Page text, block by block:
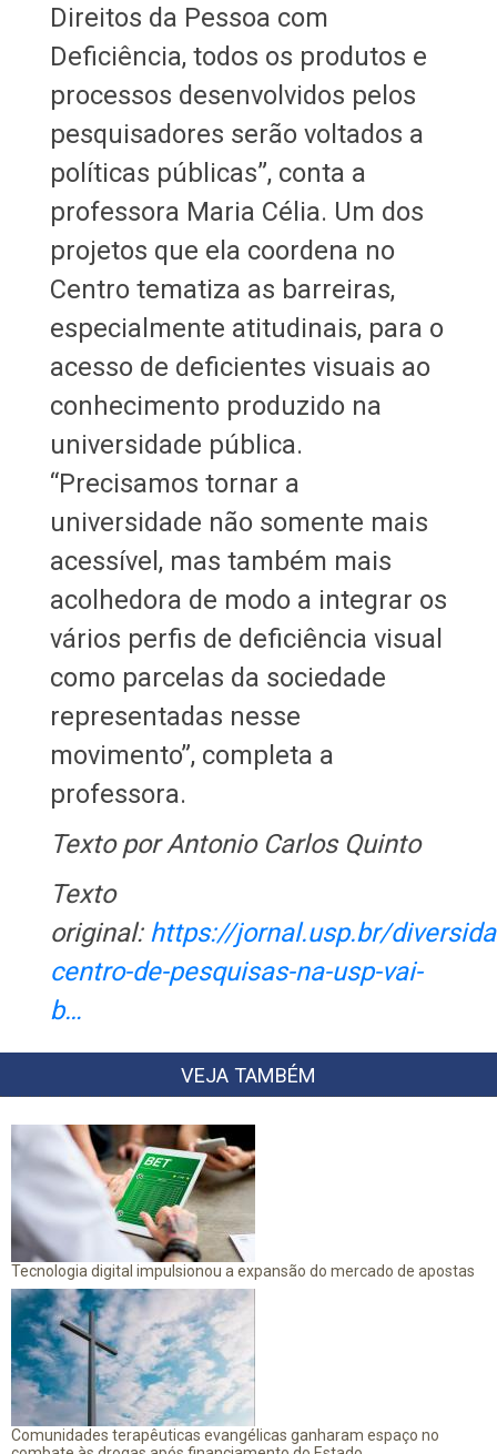
Direitos da Pessoa com
Deficiência, todos os produtos e
processos desenvolvidos pelos
pesquisadores serão voltados a
políticas públicas”, conta a
professora Maria Célia. Um dos
projetos que ela coordena no
Centro tematiza as barreiras,
especialmente atitudinais, para o
acesso de deficientes visuais ao
conhecimento produzido na
universidade pública.
“Precisamos tornar a
universidade não somente mais
acessível, mas também mais
acolhedora de modo a integrar os
vários perfis de deficiência visual
como parcelas da sociedade
representadas nesse
movimento”, completa a
professora.
Texto por Antonio Carlos Quinto
Texto
original: https://jornal.usp.br/
centro-de-pesquisas-na-usp-vai-
b…
VEJA TAMBÉM
Tecnologia digital impulsionou a expansão do mercado de apostas
Comunidades terapêuticas evangélicas ganharam espaço no